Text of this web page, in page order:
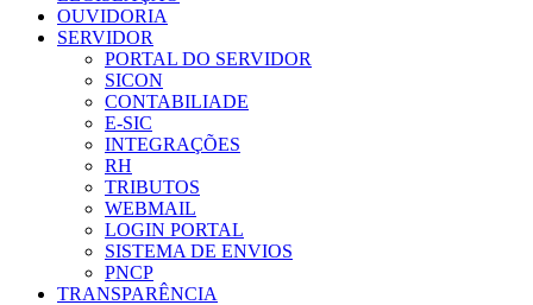
OUVIDORIA
SERVIDOR
PORTAL DO SERVIDOR
SICON
CONTABILIADE
E-SIC
INTEGRAÇÕES
RH
TRIBUTOS
WEBMAIL
LOGIN PORTAL
SISTEMA DE ENVIOS
PNCP
TRANSPARÊNCIA